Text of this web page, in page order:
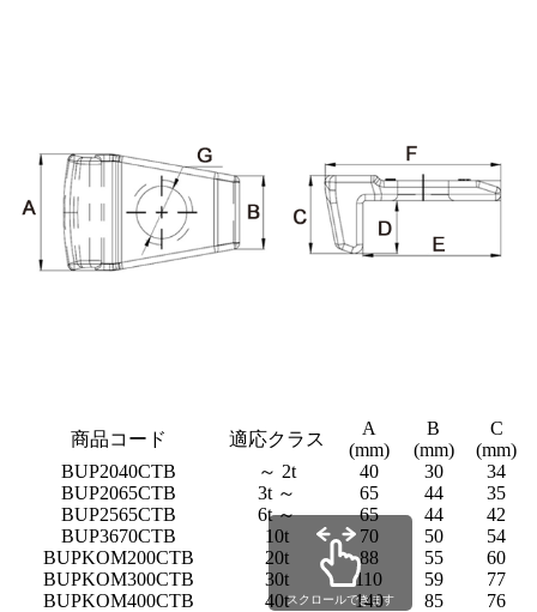
商品コード 適応クラス
A
(mm)
B
(mm)
C
(mm)
BUP2040CTB
～ 2t 40 30
34
BUP2065CTB
3t ～ 65 44
35
BUP2565CTB
6t ～ 65 44
42
BUP3670CTB
10t 70 50
54
BUPKOM200CTB
20t 88 55
60
BUPKOM300CTB
30t 110 59
77
BUPKOM400CTB
40t 140 85 76
スクロールできます